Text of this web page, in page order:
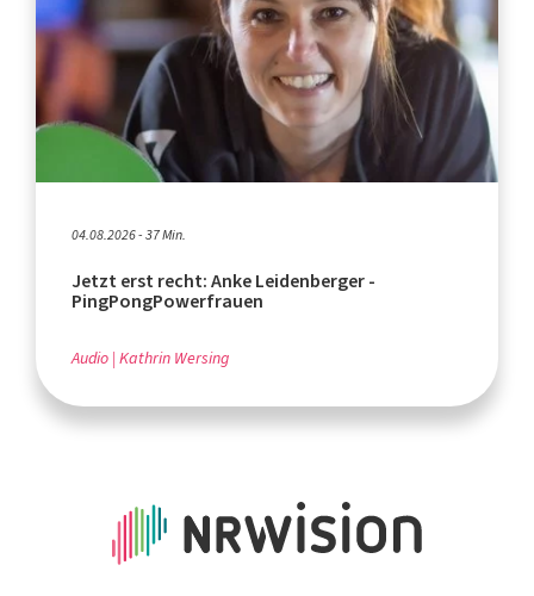
04.08.2026 - 37 Min.
Jetzt erst recht: Anke Leidenberger -
PingPongPowerfrauen
Audio Kathrin Wersing